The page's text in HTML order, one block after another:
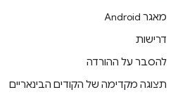
מאגר Android
דרישות
להסבר על ההורדה
תצוגה מקדימה של הקודים הבינאריים